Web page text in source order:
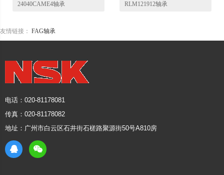
24040CAME4轴承 RLM121912轴承
友情链接： FAG轴承
电话：020-81178081
传真：020-81178082
地址：广州市白云区石井街石槎路聚源街50号A810房